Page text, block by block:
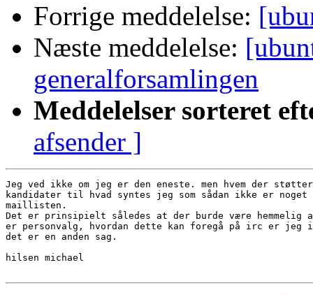
Forrige meddelelse:
Næste meddelelse:
generalforsamlingen
Meddelelser sorteret
afsender ]
Jeg ved ikke om jeg er den eneste. men hvem der støtter
kandidater til hvad syntes jeg som sådan ikke er noget
maillisten.
Det er prinsipielt således at der burde være hemmelig
er personvalg, hvordan dette kan foregå på irc er jeg
det er en anden sag.
hilsen michael